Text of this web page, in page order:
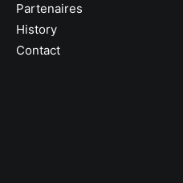
Partenaires
History
Contact